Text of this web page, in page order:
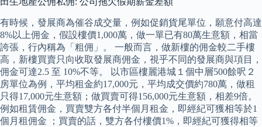
有時候，發展商為催谷成交量，例如促銷貨尾單位，願意付高達
8%以上佣金，假設樓價1,000萬，做一單已有80萬生意額，相當
誇張，行內稱為「粗佣」。 一般而言，做新樓的佣金較二手樓
高，新樓買賣只向收取發展商佣金，視乎不同的發展商與項目，
佣金可達2.5 至 10%不等。 以市區樓麗港城１個中層500餘呎２
房單位為例，平均租金約17,000元，平均成交價約780萬，做租
只得17,000元生意額；做買賣可得156,000元生意額，相差9倍。
例如租賃佣金，買賣雙方各付半個月租金，即經紀可獲相等於1
個月租佣金 ；買賣的話，雙方各付樓價1%，即經紀可獲得相等